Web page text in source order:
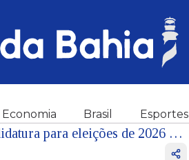
Economia Brasil Esportes
Caiado pode deixar União Brasil e negocia candidatura para eleições de 2026 com presidente do Solidariedade